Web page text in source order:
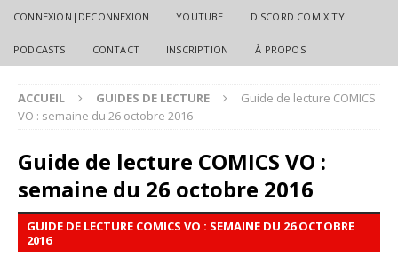
CONNEXION|DECONNEXION YOUTUBE DISCORD COMIXITY
PODCASTS CONTACT INSCRIPTION À PROPOS
ACCUEIL GUIDES DE LECTURE
Guide de lecture COMICS
VO : semaine du 26 octobre 2016
Guide de lecture COMICS VO :
semaine du 26 octobre 2016
GUIDE DE LECTURE COMICS VO : SEMAINE DU 26 OCTOBRE
2016